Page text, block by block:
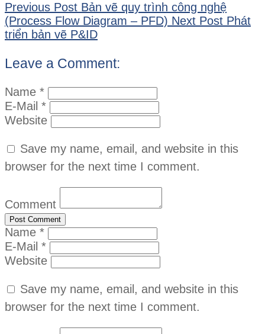
Previous Post Bản vẽ quy trình công nghệ
(Process Flow Diagram – PFD) Next Post Phát
triển bản vẽ P&ID
Leave a Comment:
Name *
E-Mail *
Website
Save my name, email, and website in this
browser for the next time I comment.
Comment
Name *
E-Mail *
Website
Save my name, email, and website in this
browser for the next time I comment.